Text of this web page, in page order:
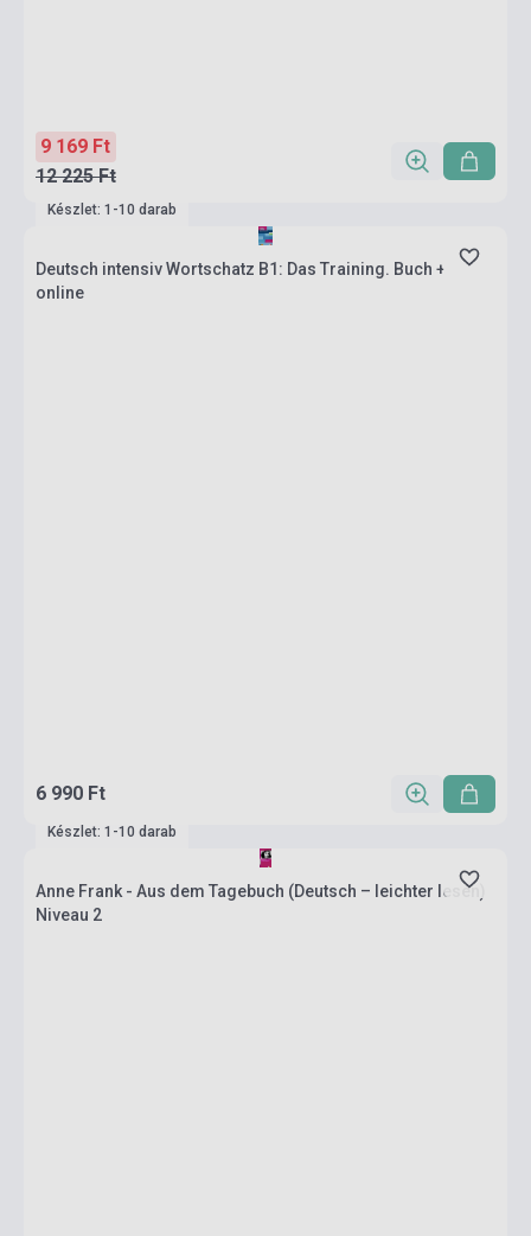
9 169 Ft
12 225 Ft
Készlet: 1-10 darab
Deutsch intensiv Wortschatz B1: Das Training. Buch +
online
6 990 Ft
Készlet: 1-10 darab
Anne Frank - Aus dem Tagebuch (Deutsch – leichter lesen)
Niveau 2